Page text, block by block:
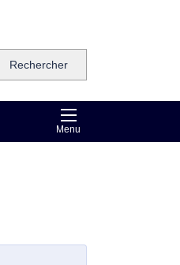
Rechercher
Menu